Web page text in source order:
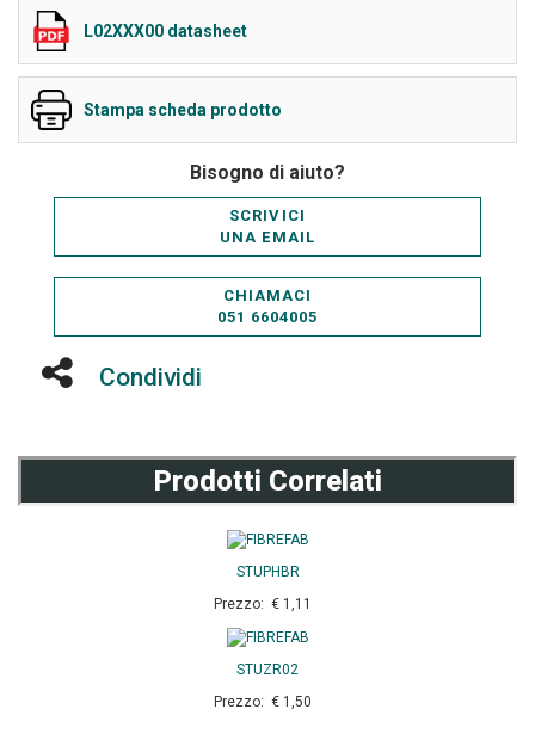
L02XXX00 datasheet
Stampa scheda prodotto
Bisogno di aiuto?
SCRIVICI
UNA EMAIL
CHIAMACI
051 6604005
Condividi
Prodotti Correlati
STUPHBR
Prezzo: € 1,11
STUZR02
Prezzo: € 1,50